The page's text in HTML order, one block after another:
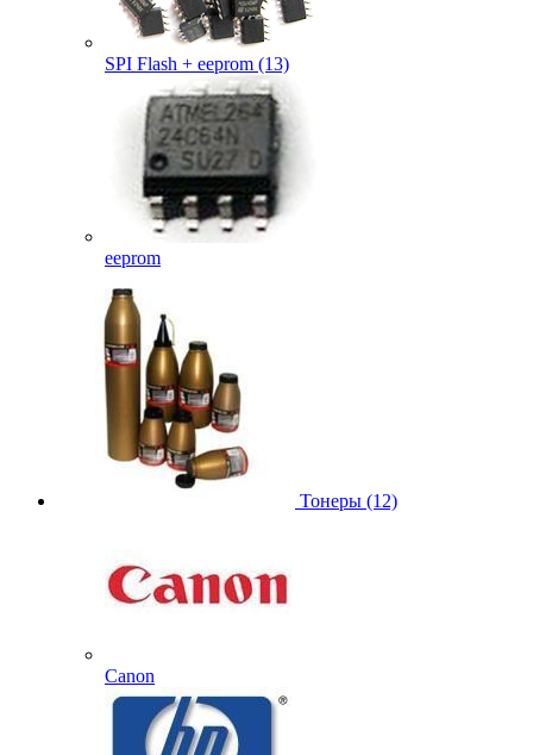
SPI Flash + eeprom (13)
eeprom
Тонеры (12)
Canon